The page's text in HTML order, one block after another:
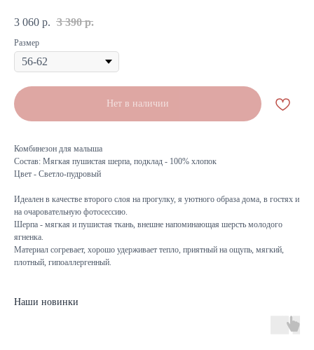
3 060 р. 3 390 р.
Размер
Нет в наличии
Комбинезон для малыша
Состав: Мягкая пушистая шерпа, подклад - 100% хлопок
Цвет - Светло-пудровый
Идеален в качестве второго слоя на прогулку, я уютного образа дома, в гостях и
на очаровательную фотосессию.
Шерпа - мягкая и пушистая ткань, внешне напоминающая шерсть молодого
ягненка.
Материал согревает, хорошо удерживает тепло, приятный на ощупь, мягкий,
плотный, гипоаллергенный.
Наши новинки